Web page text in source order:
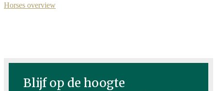
Horses overview
Blijf op de hoogte